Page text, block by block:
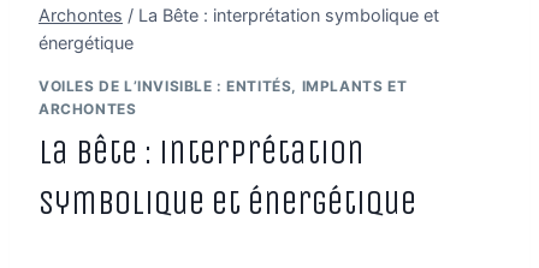
Archontes / La Bête : interprétation symbolique et
énergétique
VOILES DE L’INVISIBLE : ENTITÉS, IMPLANTS ET
ARCHONTES
La Bête : interprétation
symbolique et énergétique